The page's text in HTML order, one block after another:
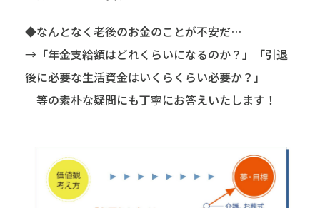
◆なんとなく老後のお金のことが不安だ…
→「年金支給額はどれくらいになるのか？」「引退
後に必要な生活資金はいくらくらい必要か？」
等の素朴な疑問にも丁寧にお答えいたします！